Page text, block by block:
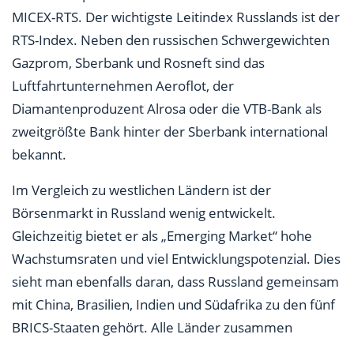
MICEX-RTS. Der wichtigste Leitindex Russlands ist der
RTS-Index. Neben den russischen Schwergewichten
Gazprom, Sberbank und Rosneft sind das
Luftfahrtunternehmen Aeroflot, der
Diamantenproduzent Alrosa oder die VTB-Bank als
zweitgrößte Bank hinter der Sberbank international
bekannt.
Im Vergleich zu westlichen Ländern ist der
Börsenmarkt in Russland wenig entwickelt.
Gleichzeitig bietet er als „Emerging Market“ hohe
Wachstumsraten und viel Entwicklungspotenzial. Dies
sieht man ebenfalls daran, dass Russland gemeinsam
mit China, Brasilien, Indien und Südafrika zu den fünf
BRICS-Staaten gehört. Alle Länder zusammen